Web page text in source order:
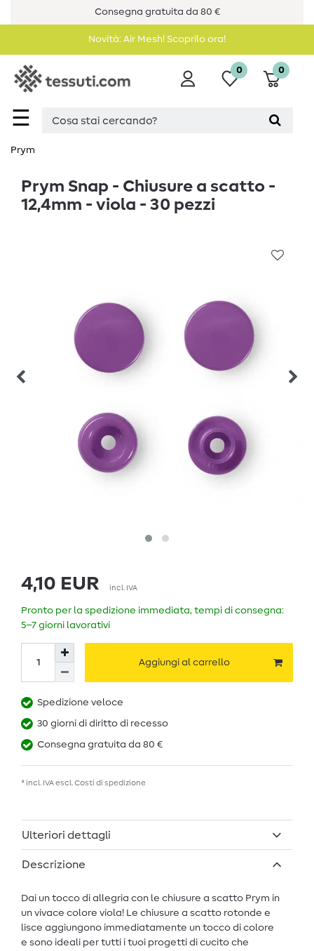
Consegna gratuita da 80 €
Novità: Air Mesh! Scoprilo ora!
☰
0 0
Prym
Prym Snap - Chiusure a scatto -
12,4mm - viola - 30 pezzi
4,10 EUR incl. IVA
Pronto per la spedizione immediata, tempi di consegna:
5–7 giorni lavorativi
Aggiungi al carrello
Spedizione veloce
30 giorni di diritto di recesso
Consegna gratuita da 80 €
* incl. IVA escl.Costi di spedizione
Ulteriori dettagli
Descrizione
Dai un tocco di allegria con le chiusure a scatto Prym in
un vivace colore viola! Le chiusure a scatto rotonde e
lisce aggiungono immediatamente un tocco di colore
e sono ideali per tutti i tuoi progetti di cucito che